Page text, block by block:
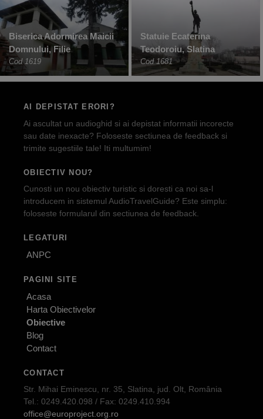
Biserica Adormirea Maicii
Domnului, Filie
Cod 1619
Statuie Ecaterina
Teodoroiu, Slatina
Cod 1681
AI DEPISTAT ERORI?
Ai ascultat un audioghid si ai depistat informatii incorecte
sau date inexacte? Foloseste sectiunea de feedback si
trimite sugestiile tale! Iti multumim!
OBIECTIV NOU?
Cunosti un nou obiectiv turistic si doresti ca noi sa-l
introducem in sistemul AudioTravelGuide? Este simplu:
foloseste formularul din sectiunea de feedback.
LEGATURI
ANPC
PAGINI SITE
Acasa
Harta Obiectivelor
Obiective
Blog
Contact
CONTACT
Str. Mihai Eminescu, nr. 35, Slatina, jud. Olt, România
Tel.: 0249.420.098 / Fax: 0249.410.994
office@europroject.org.ro